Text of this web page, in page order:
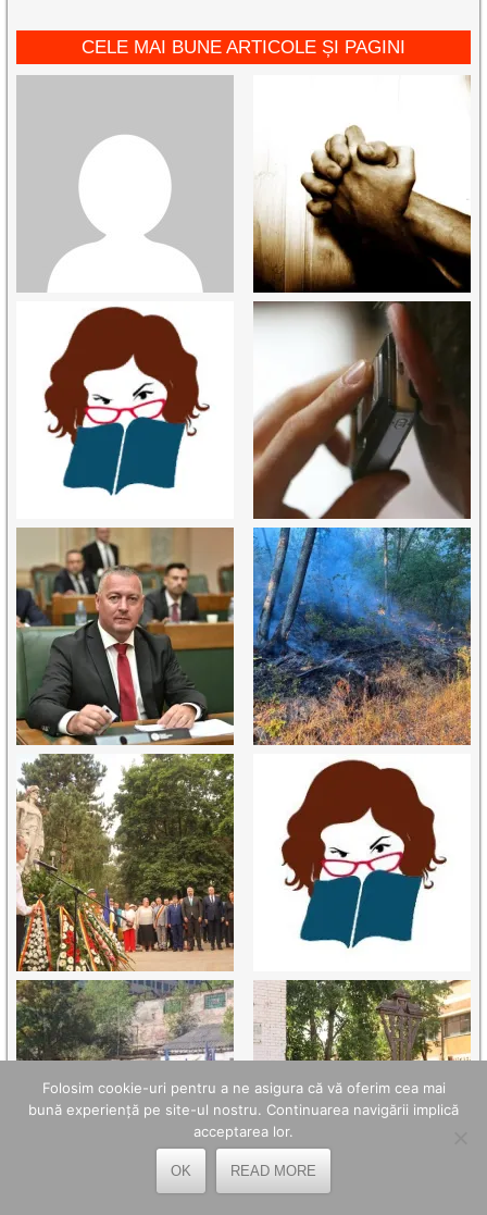
CELE MAI BUNE ARTICOLE ȘI PAGINI
Folosim cookie-uri pentru a ne asigura că vă oferim cea mai
bună experiență pe site-ul nostru. Continuarea navigării implică
acceptarea lor.
OK READ MORE